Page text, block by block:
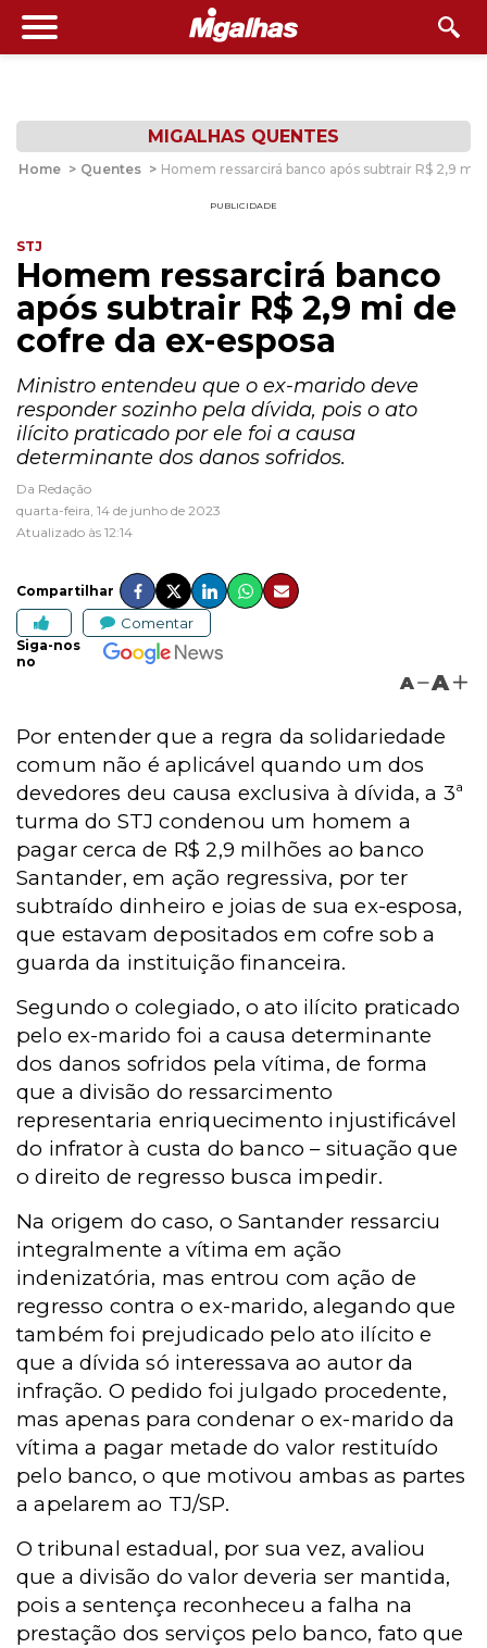
MIGALHAS QUENTES
Home > Quentes > Homem ressarcirá banco após subtrair R$ 2,9 mi
PUBLICIDADE
STJ
Homem ressarcirá banco
após subtrair R$ 2,9 mi de
cofre da ex-esposa
Ministro entendeu que o ex-marido deve
responder sozinho pela dívida, pois o ato
ilícito praticado por ele foi a causa
determinante dos danos sofridos.
Da Redação
quarta-feira, 14 de junho de 2023
Atualizado às 12:14
Compartilhar
Comentar
Siga-nos
no
A A
Por entender que a regra da solidariedade
comum não é aplicável quando um dos
devedores deu causa exclusiva à dívida, a 3ª
turma do STJ condenou um homem a
pagar cerca de R$ 2,9 milhões ao banco
Santander, em ação regressiva, por ter
subtraído dinheiro e joias de sua ex-esposa,
que estavam depositados em cofre sob a
guarda da instituição financeira.
Segundo o colegiado, o ato ilícito praticado
pelo ex-marido foi a causa determinante
dos danos sofridos pela vítima, de forma
que a divisão do ressarcimento
representaria enriquecimento injustificável
do infrator à custa do banco – situação que
o direito de regresso busca impedir.
Na origem do caso, o Santander ressarciu
integralmente a vítima em ação
indenizatória, mas entrou com ação de
regresso contra o ex-marido, alegando que
também foi prejudicado pelo ato ilícito e
que a dívida só interessava ao autor da
infração. O pedido foi julgado procedente,
mas apenas para condenar o ex-marido da
vítima a pagar metade do valor restituído
pelo banco, o que motivou ambas as partes
a apelarem ao TJ/SP.
O tribunal estadual, por sua vez, avaliou
que a divisão do valor deveria ser mantida,
pois a sentença reconheceu a falha na
prestação dos serviços pelo banco, fato que